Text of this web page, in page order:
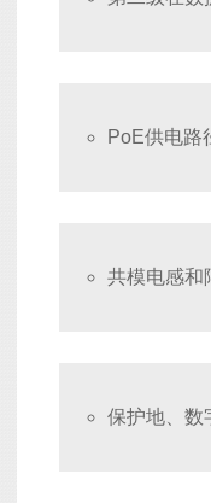
PoE供电路
共模电感和
保护地、数